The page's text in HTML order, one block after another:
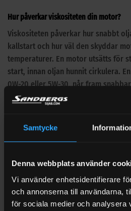
Samtycke
Denna webbplats använder
Vi använder enhetsidentifierare
och annonserna till användarna,
för sociala medier och analysera
Hur påverkar viskositeten din motor?
Viskositeten påverkar hur snabbt
kallstart och hur väl den skyddar
temperaturer. En motor utsätts för
start, innan oljan hunnit cirkulera.
0W-20 eller 5W-30, når fram
15W-40. Det är därför många
Samtidigt är det viktigt att inte gå
designad för det. En för tunn olja
motorn går varmare än den ska.
vara svår att pumpa runt vid kyla,
smörjning under kallstart.